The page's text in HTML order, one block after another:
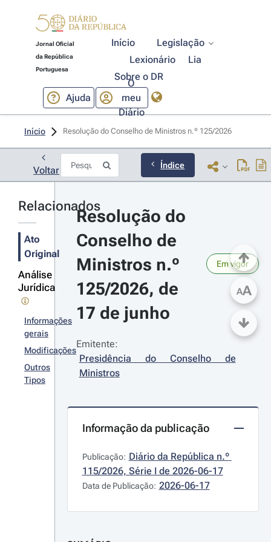
Jornal Oficial
da República
Portuguesa
Início
Legislação
Lexionário
Lia
Sobre o DR
Ajuda
O
meu
Diário
Início Resolução do Conselho de Ministros n.º 125/2026
Voltar Índice
Relacionados
Ato
Original
Análise
Jurídica
Informações
gerais
Modificações
Outros
Tipos
Resolução do
Conselho de
Ministros n.º
125/2026, de
17 de junho
Em vigor
Emitente:
Presidência do Conselho de
Ministros
Informação da publicação
Publicação: Diário da República n.º
115/2026, Série I de 2026-06-17
Data de Publicação: 2026-06-17
AA